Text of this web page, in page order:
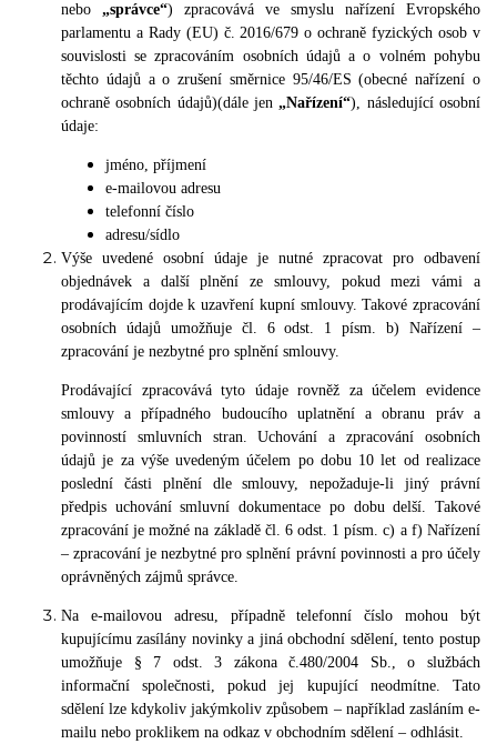
nebo „správce“) zpracovává ve smyslu nařízení Evropského
parlamentu a Rady (EU) č. 2016/679 o ochraně fyzických osob v
souvislosti se zpracováním osobních údajů a o volném pohybu
těchto údajů a o zrušení směrnice 95/46/ES (obecné nařízení o
ochraně osobních údajů)(dále jen„Nařízení“), následující osobní
údaje:
jméno, příjmení
e-mailovou adresu
telefonní číslo
adresu/sídlo
Výše uvedené osobní údaje je nutné zpracovat pro odbavení
objednávek a další plnění ze smlouvy, pokud mezi vámi a
prodávajícím dojde k uzavření kupní smlouvy. Takové zpracování
osobních údajů umožňuje čl. 6 odst. 1 písm. b) Nařízení –
zpracování je nezbytné pro splnění smlouvy.
Prodávající zpracovává tyto údaje rovněž za účelem evidence
smlouvy a případného budoucího uplatnění a obranu práv a
povinností smluvních stran. Uchování a zpracování osobních
údajů je za výše uvedeným účelem po dobu 10 let od realizace
poslední části plnění dle smlouvy, nepožaduje-li jiný právní
předpis uchování smluvní dokumentace po dobu delší. Takové
zpracování je možné na základě čl. 6 odst. 1 písm. c) a f) Nařízení
– zpracování je nezbytné pro splnění právní povinnosti a pro účely
oprávněných zájmů správce.
Na e-mailovou adresu, případně telefonní číslo mohou být
kupujícímu zasílány novinky a jiná obchodní sdělení, tento postup
umožňuje § 7 odst. 3 zákona č.480/2004 Sb., o službách
informační společnosti, pokud jej kupující neodmítne. Tato
sdělení lze kdykoliv jakýmkoliv způsobem – například zasláním e-
mailu nebo proklikem na odkaz v obchodním sdělení – odhlásit.